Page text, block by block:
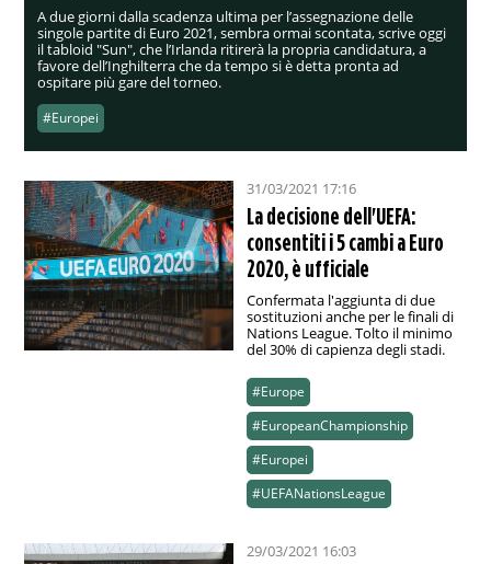
A due giorni dalla scadenza ultima per l’assegnazione delle
singole partite di Euro 2021, sembra ormai scontata, scrive oggi
il tabloid "Sun", che l’Irlanda ritirerà la propria candidatura, a
favore dell’Inghilterra che da tempo si è detta pronta ad
ospitare più gare del torneo.
#Europei
31/03/2021 17:16
La decisione dell'UEFA:
consentiti i 5 cambi a Euro
2020, è ufficiale
Confermata l'aggiunta di due
sostituzioni anche per le finali di
Nations League. Tolto il minimo
del 30% di capienza degli stadi.
#Europe
#EuropeanChampionship
#Europei
#UEFANationsLeague
29/03/2021 16:03